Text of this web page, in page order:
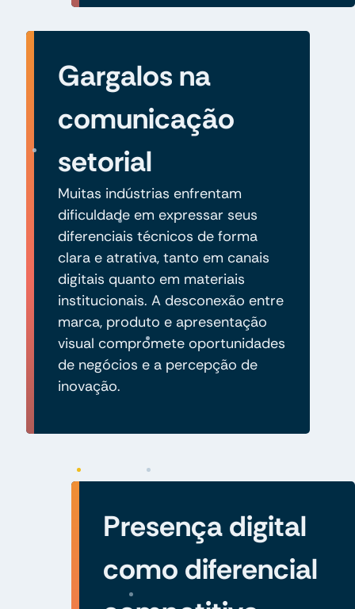
Gargalos na
comunicação
setorial
Muitas indústrias enfrentam
dificuldade em expressar seus
diferenciais técnicos de forma
clara e atrativa, tanto em canais
digitais quanto em materiais
institucionais. A desconexão entre
marca, produto e apresentação
visual compromete oportunidades
de negócios e a percepção de
inovação.
Presença digital
como diferencial